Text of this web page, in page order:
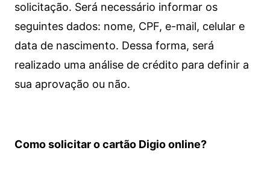
solicitação. Será necessário informar os
seguintes dados: nome, CPF, e-mail, celular e
data de nascimento. Dessa forma, será
realizado uma análise de crédito para definir a
sua aprovação ou não.
Como solicitar o cartão Digio online?